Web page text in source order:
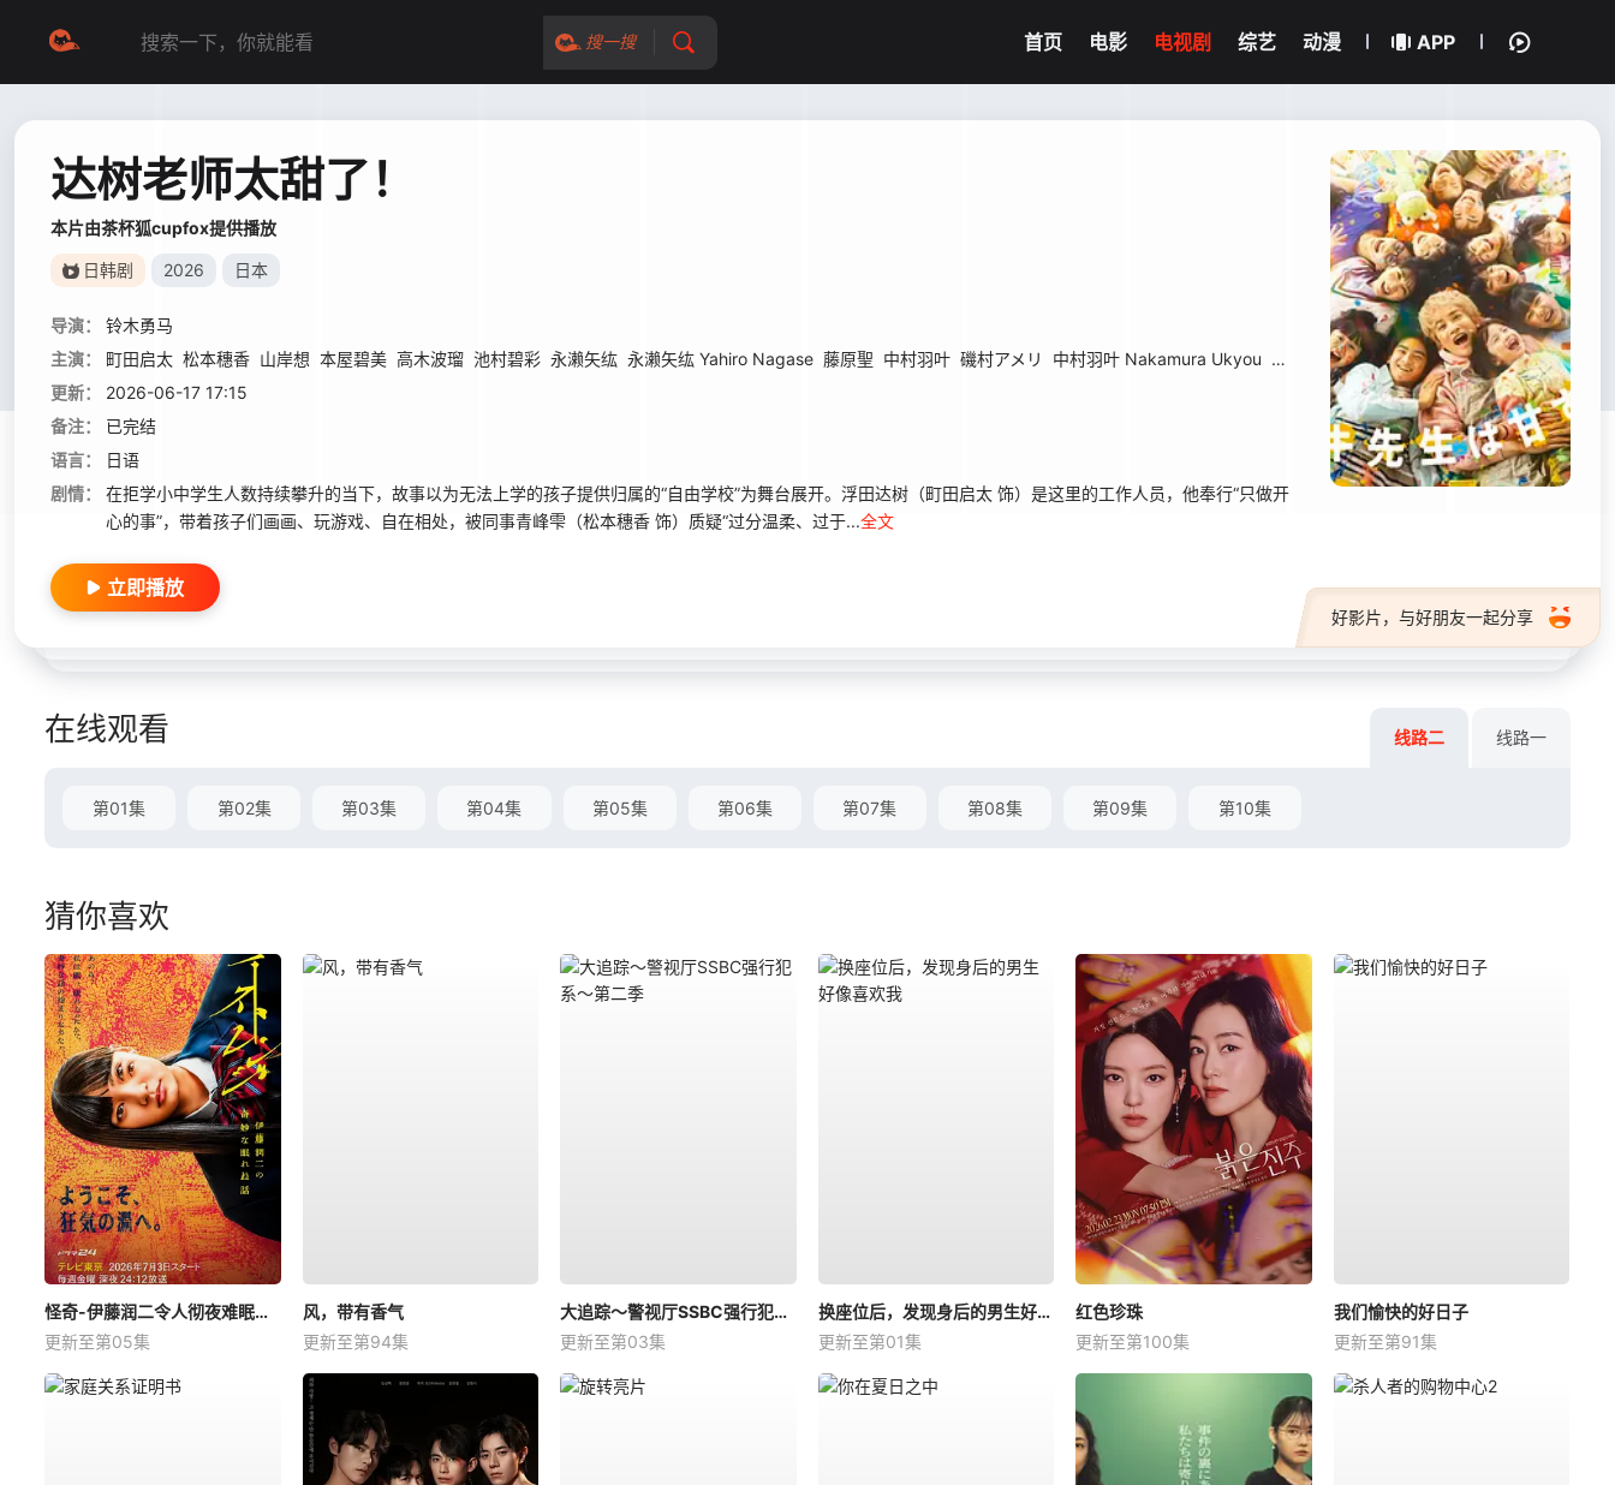
搜一搜 首页 电影 电视剧 综艺 动漫 APP
达树老师太甜了！
本片由茶杯狐cupfox提供播放
日韩剧 2026 日本
导演：
铃木勇马
主演：
町田启太 松本穗香 山岸想 本屋碧美 高木波瑠 池村碧彩 永濑矢纮 永濑矢纮 Yahiro Nagase 藤原聖 中村羽叶 磯村アメリ 中村羽叶 Nakamura Ukyou 惺奏 磯村アメリ Isomura Ameri 花門俐娃
更新：
2026-06-17 17:15
备注：
已完结
语言：
日语
剧情：
在拒学小中学生人数持续攀升的当下，故事以为无法上学的孩子提供归属的“自由学校”为舞台展开。浮田达树（町田启太 饰）是这里的工作人员，他奉行“只做开
心的事”，带着孩子们画画、玩游戏、自在相处，被同事青峰雫（松本穗香 饰）质疑“过分温柔、过于...全文
好影片，与好朋友一起分享
立即播放
在线观看 线路二 线路一
第01集 第02集 第03集 第04集 第05集 第06集 第07集 第08集 第09集 第10集
猜你喜欢
怪奇-伊藤润二令人彻夜难眠的奇异故事－
更新至第05集
风，带有香气
更新至第94集
大追踪〜警视厅SSBC强行犯系〜第二季
更新至第03集
换座位后，发现身后的男生好像喜欢我
更新至第01集
红色珍珠
更新至第100集
我们愉快的好日子
更新至第91集